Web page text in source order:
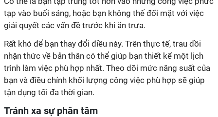
tạp vào buổi sáng, hoặc bạn không thể đối mặt với việc
giải quyết các vấn đề trước khi ăn trưa.
Rất khó để bạn thay đổi điều này. Trên thực tế, trau dồi
nhận thức về bản thân có thể giúp bạn thiết kế một lịch
trình làm việc phù hợp nhất. Theo dõi mức năng suất của
bạn và điều chỉnh khối lượng công việc phù hợp sẽ giúp
tận dụng tối đa thời gian.
Tránh xa sự phân tâm